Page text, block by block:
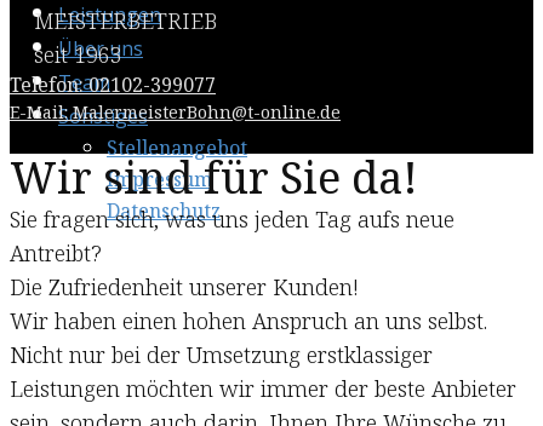
Leistungen
Über uns
Team
Sonstiges
Stellenangebot
Impressum
Datenschutz
MEISTERBETRIEB
seit 1963
Telefon: 02102-399077
E-Mail: MalermeisterBohn@t-online.de
Wir sind für Sie da!
Sie fragen sich, was uns jeden Tag aufs neue
Antreibt?
Die Zufriedenheit unserer Kunden!
Wir haben einen hohen Anspruch an uns selbst.
Nicht nur bei der Umsetzung erstklassiger
Leistungen möchten wir immer der beste Anbieter